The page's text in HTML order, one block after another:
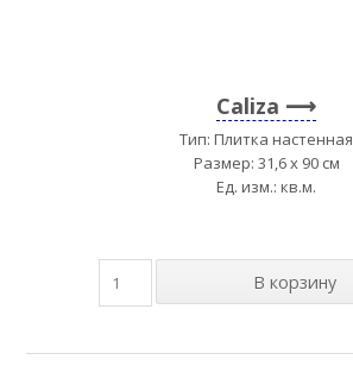
Caliza
Тип: Плитка настенная
Размер: 31,6 x 90 см
Ед. изм.: кв.м.